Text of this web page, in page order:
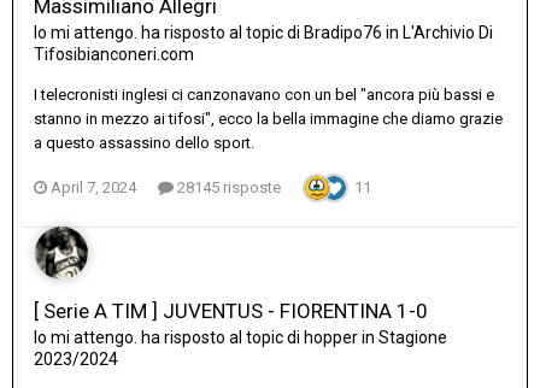
Massimiliano Allegri
Io mi attengo. ha risposto al topic di Bradipo76 in L'Archivio Di
Tifosibianconeri.com
I telecronisti inglesi ci canzonavano con un bel "ancora più bassi e
stanno in mezzo ai tifosi", ecco la bella immagine che diamo grazie
a questo assassino dello sport.
April 7, 2024 28145 risposte 11
[ Serie A TIM ] JUVENTUS - FIORENTINA 1-0
Io mi attengo. ha risposto al topic di hopperin Stagione
2023/2024